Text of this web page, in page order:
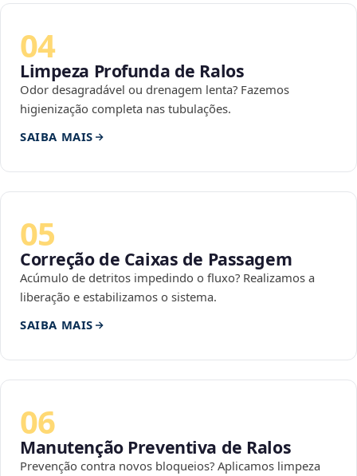
04
Limpeza Profunda de Ralos
Odor desagradável ou drenagem lenta? Fazemos
higienização completa nas tubulações.
SAIBA MAIS
05
Correção de Caixas de Passagem
Acúmulo de detritos impedindo o fluxo? Realizamos a
liberação e estabilizamos o sistema.
SAIBA MAIS
06
Manutenção Preventiva de Ralos
Prevenção contra novos bloqueios? Aplicamos limpeza